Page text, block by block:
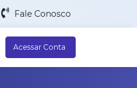
Fale Conosco
Acessar Conta